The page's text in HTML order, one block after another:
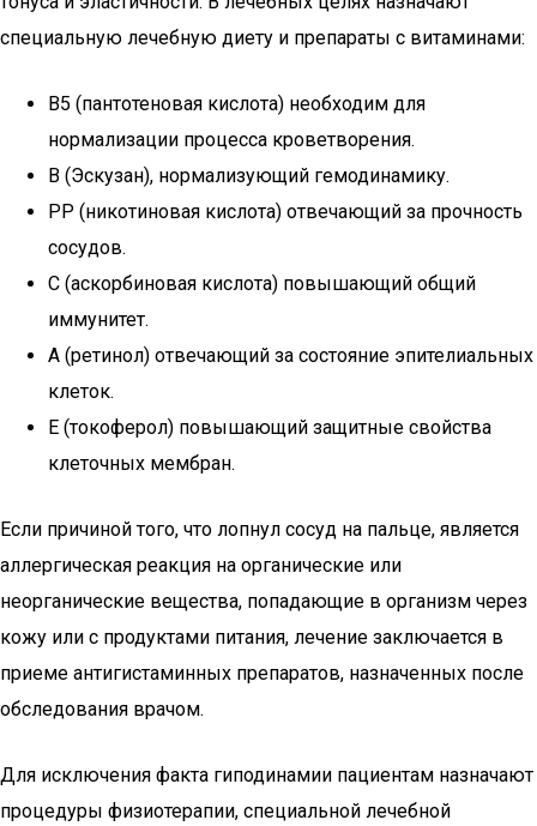
специальную лечебную диету и препараты с витаминами:
В5 (пантотеновая кислота) необходим для
нормализации процесса кроветворения.
В (Эскузан), нормализующий гемодинамику.
РР (никотиновая кислота) отвечающий за прочность
сосудов.
С (аскорбиновая кислота) повышающий общий
иммунитет.
А (ретинол) отвечающий за состояние эпителиальных
клеток.
Е (токоферол) повышающий защитные свойства
клеточных мембран.
Если причиной того, что лопнул сосуд на пальце, является
аллергическая реакция на органические или
неорганические вещества, попадающие в организм через
кожу или с продуктами питания, лечение заключается в
приеме антигистаминных препаратов, назначенных после
обследования врачом.
Для исключения факта гиподинамии пациентам назначают
процедуры физиотерапии, специальной лечебной